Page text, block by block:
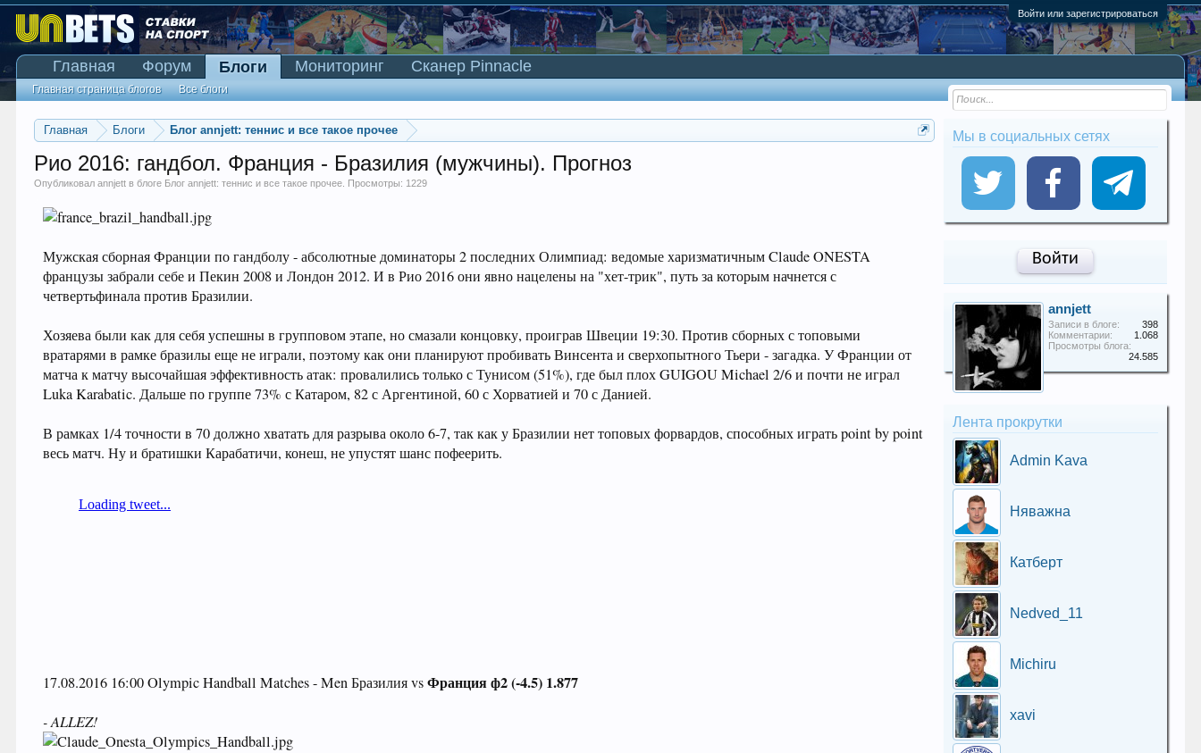
Войти или зарегистрироваться
Главная Блоги Блог annjett: теннис и все такое прочее
Рио 2016: гандбол. Франция - Бразилия (мужчины). Прогноз
Опубликовалannjett в блоге Блог annjett: теннис и все такое прочее . Просмотры: 1229
Мужская сборная Франции по гандболу - абсолютные доминаторы 2 последних Олимпиад: ведомые харизматичным Claude ONESTA
французы забрали себе и Пекин 2008 и Лондон 2012. И в Рио 2016 они явно нацелены на "хет-трик", путь за которым начнется с
четвертьфинала против Бразилии.
Хозяева были как для себя успешны в групповом этапе, но смазали концовку, проиграв Швеции 19:30. Против сборных с топовыми
вратарями в рамке бразилы еще не играли, поэтому как они планируют пробивать Винсента и сверхопытного Тьери - загадка. У Франции от
матча к матчу высочайшая эффективность атак: провалились только с Тунисом (51%), где был плох GUIGOU Michael 2/6 и почти не играл
Luka Karabatic. Дальше по группе 73% с Катаром, 82 с Аргентиной, 60 с Хорватией и 70 с Данией.
В рамках 1/4 точности в 70 должно хватать для разрыва около 6-7, так как у Бразилии нет топовых форвардов, способных играть point by point
весь матч. Ну и братишки Карабатичи, конеш, не упустят шанс пофеерить.
17.08.2016 16:00 Olympic Handball Matches - Men Бразилия vsФранция ф2 (-4.5) 1.877
- ALLEZ!
Мы в социальных сетях
Войти
annjett
Записи в блоге:
398
Комментарии:
1.068
Просмотры блога:
24.585
Лента прокрутки
Admin Kava
Няважна
Катберт
Nedved_11
Michiru
xavi
Главная Форум Блоги
Главная страница блогов Все блоги
Мониторинг Сканер Pinnacle